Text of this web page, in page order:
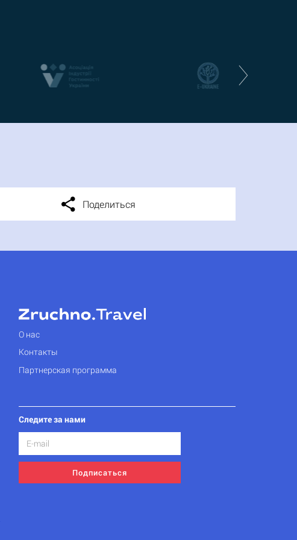
Поделиться
О нас
Контакты
Партнерская программа
Следите за нами
Подписаться